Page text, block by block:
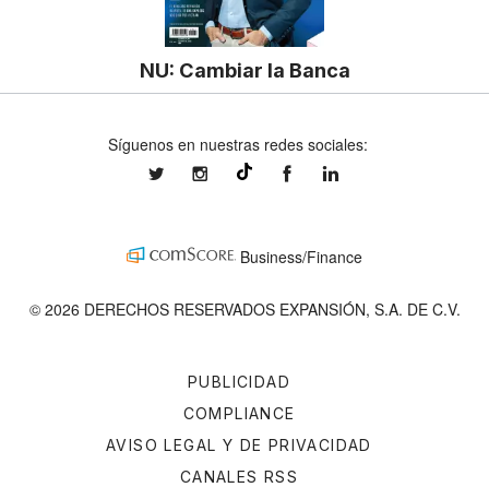
NU: Cambiar la Banca
PUBLICIDAD
COMPLIANCE
AVISO LEGAL Y DE PRIVACIDAD
CANALES RSS
Síguenos en nuestras redes sociales:
expansionmxexpansionmx ExpansionMex
Business/Finance
© 2026 DERECHOS RESERVADOS EXPANSIÓN, S.A. DE C.V.